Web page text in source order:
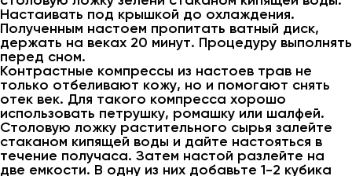
Настаивать под крышкой до охлаждения.
Полученным настоем пропитать ватный диск,
держать на веках 20 минут. Процедуру выполнять
перед сном.
Контрастные компрессы из настоев трав не
только отбеливают кожу, но и помогают снять
отек век. Для такого компресса хорошо
использовать петрушку, ромашку или шалфей.
Столовую ложку растительного сырья залейте
стаканом кипящей воды и дайте настояться в
течение получаса. Затем настой разлейте на
две емкости. В одну из них добавьте 1-2 кубика